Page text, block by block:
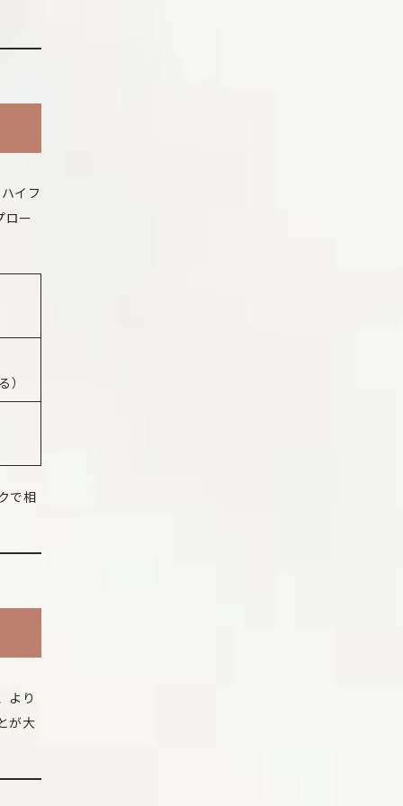
イフ
ロー
）
で相
より
が大